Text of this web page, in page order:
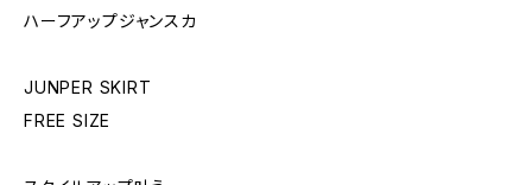
ハーフアップジャンスカ
JUNPER SKIRT
FREE SIZE